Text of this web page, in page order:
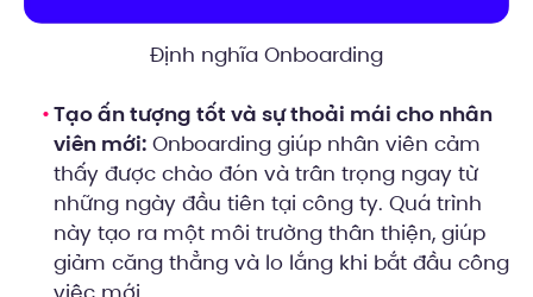
Định nghĩa Onboarding
Tạo ấn tượng tốt và sự thoải mái cho nhân
viên mới: Onboarding giúp nhân viên cảm
thấy được chào đón và trân trọng ngay từ
những ngày đầu tiên tại công ty. Quá trình
này tạo ra một môi trường thân thiện, giúp
giảm căng thẳng và lo lắng khi bắt đầu công